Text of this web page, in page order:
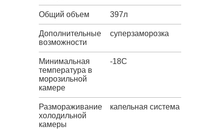
Общий объем 397л
Дополнительные
возможности
суперзаморозка
Минимальная
температура в
морозильной
камере
-18C
Размораживание
холодильной
камеры
капельная система